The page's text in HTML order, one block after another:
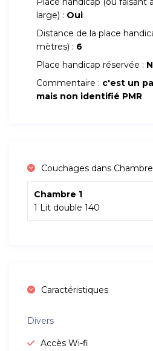
large) : Oui
Distance de la place
mètres) : 6
Place handicap réservée :
Commentaire : c'est un
mais non identifié PMR
Couchages dans
Chambre 1
1 Lit double 140
Caractéristiques
Divers
Accès Wi-fi